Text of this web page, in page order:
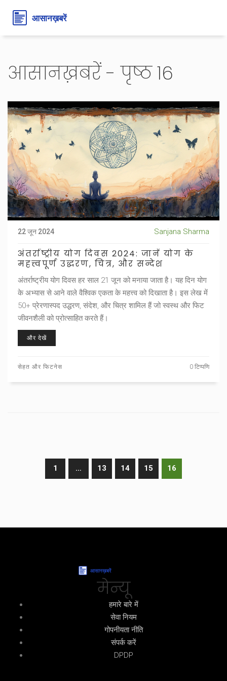
आसानख़बरें - पृष्ठ 16
22 जून 2024 Sanjana Sharma
अंतर्राष्ट्रीय योग दिवस 2024: जानें योग के
महत्त्वपूर्ण उद्धरण, चित्र, और सन्देश
अंतर्राष्ट्रीय योग दिवस हर साल 21 जून को मनाया जाता है। यह दिन योग
के अभ्यास से आने वाले वैश्विक एकता के महत्त्व को दिखाता है। इस लेख में
50+ प्रेरणास्पद उद्धरण, संदेश, और चित्र शामिल हैं जो स्वस्थ और फिट
जीवनशैली को प्रोत्साहित करते हैं।
और देखें
सेहत और फिटनेस 0 टिप्पणि
1 … 13 14 15 16
मेन्यू
हमारे बारे में
सेवा नियम
गोपनीयता नीति
संपर्क करें
DPDP